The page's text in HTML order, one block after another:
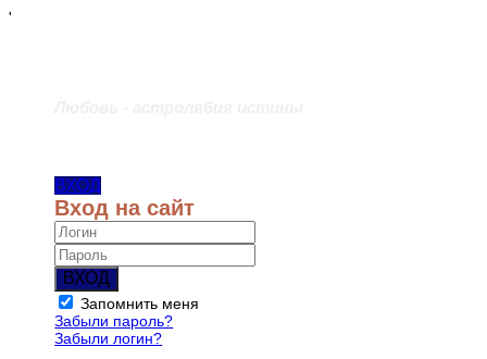
'
ВХОД
Вход на сайт
ВХОД
Запомнить меня
Забыли пароль?
Забыли логин?